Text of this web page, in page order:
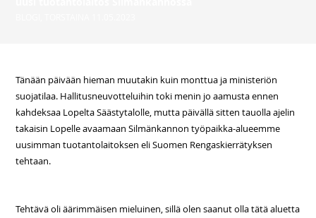
Tänään päivään hieman muutakin kuin monttua ja ministeriön
suojatilaa. Hallitusneuvotteluihin toki menin jo aamusta ennen
kahdeksaa Lopelta Säästytalolle, mutta päivällä sitten tauolla ajelin
takaisin Lopelle avaamaan Silmänkannon työpaikka-alueemme
uusimman tuotantolaitoksen eli Suomen Rengaskierrätyksen
tehtaan.
Tehtävä oli äärimmäisen mieluinen, sillä olen saanut olla tätä aluetta